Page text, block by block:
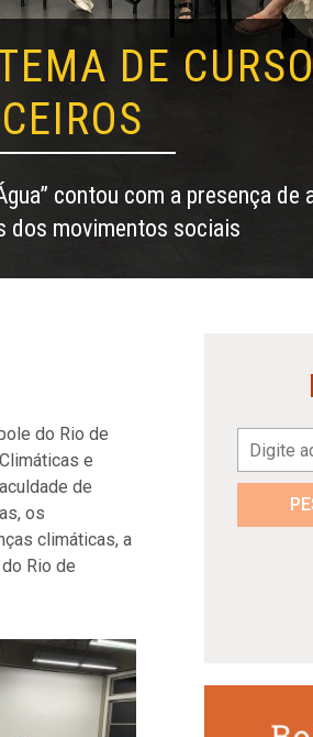
DE
contou com a presença de
dos movimentos sociais
do Rio de
e
de
os
climáticas, a
Rio de